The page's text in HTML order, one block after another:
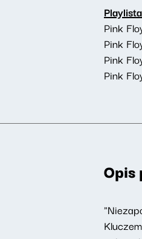
Pink
Pink
Pink
Pink
Opis